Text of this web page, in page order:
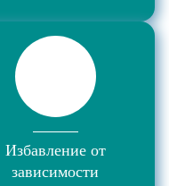
Избавление от
зависимости